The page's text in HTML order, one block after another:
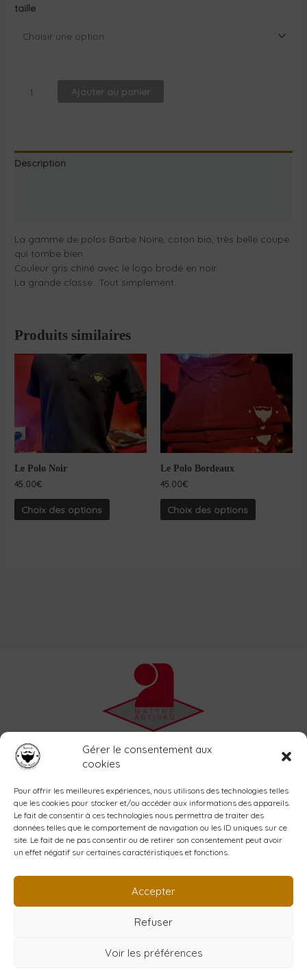
Gérer le consentement aux
cookies
Pour offrir les meilleures expériences, nous utilisons des technologies telles
que les cookies pour stocker et/ou accéder aux informations des appareils.
Le fait de consentir à ces technologies nous permettra de traiter des
données telles que le comportement de navigation ou les ID uniques sur ce
site. Le fait de ne pas consentir ou de retirer son consentement peut avoir
un effet négatif sur certaines caractéristiques et fonctions.
Accepter
Refuser
Voir les préférences
taille
Ajouter au panier
Description
La gamme de polos Barbe Noire, coton bio, très belle coupe
qui tombe bien.
Couleur gris chiné avec le logo brodé en noir.
La grande classe…Tout simplement.
Produits similaires
Le Polo Noir
45.00€
Choix des options
Le Polo Bordeaux
45.00€
Choix des options
Accueil
Shop
Blog
Contact
Mon compte
Création YPCOMwww.ypcom.fr